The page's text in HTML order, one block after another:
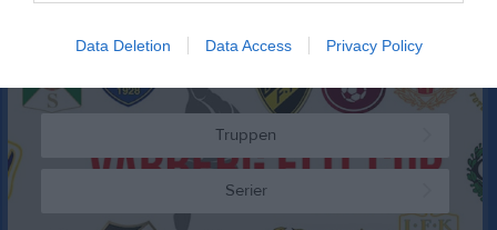
Data Deletion Data Access Privacy Policy
Truppen
Serier